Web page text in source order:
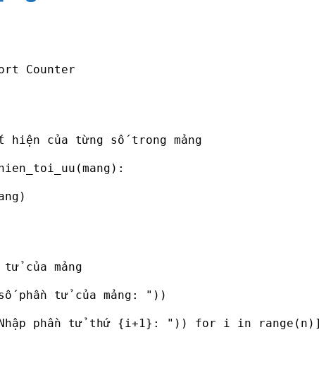
Counter
hiện của từng số trong mảng
của mảng
phần tử của mảng: "))
phần tử thứ {i+1}: ")) for i in range(n)]